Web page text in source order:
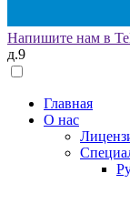
Напишите нам в
д.9
Главная
О нас